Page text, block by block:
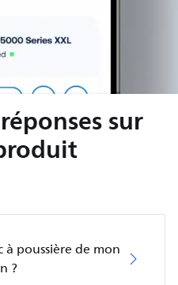
sur
à poussière de mon
?